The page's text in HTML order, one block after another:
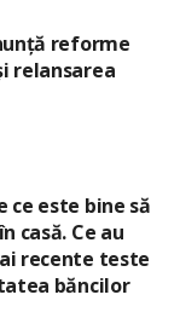
reforme
relansarea
ce este bine să
casă. Ce au
recente teste
băncilor